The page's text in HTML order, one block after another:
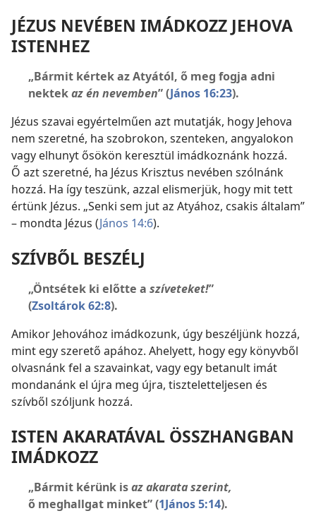
JÉZUS NEVÉBEN IMÁDKOZZ JEHOVA
ISTENHEZ
„Bármit kértek az Atyától, ő meg fogja adni
nektekaz én nevemben” (János 16:23).
Jézus szavai egyértelműen azt mutatják, hogy Jehova
nem szeretné, ha szobrokon, szenteken, angyalokon
vagy elhunyt ősökön keresztül imádkoznánk hozzá.
Ő azt szeretné, ha Jézus Krisztus nevében szólnánk
hozzá. Ha így teszünk, azzal elismerjük, hogy mit tett
értünk Jézus. „Senki sem jut az Atyához, csakis általam”
– mondta Jézus (János 14:6).
SZÍVBŐL BESZÉLJ
„Öntsétek ki előtte a szíveteket!”
(Zsoltárok 62:8).
Amikor Jehovához imádkozunk, úgy beszéljünk hozzá,
mint egy szerető apához. Ahelyett, hogy egy könyvből
olvasnánk fel a szavainkat, vagy egy betanult imát
mondanánk el újra meg újra, tiszteletteljesen és
szívből szóljunk hozzá.
ISTEN AKARATÁVAL ÖSSZHANGBAN
IMÁDKOZZ
„Bármit kérünk isaz akarata szerint,
ő meghallgat minket” (1János 5:14).